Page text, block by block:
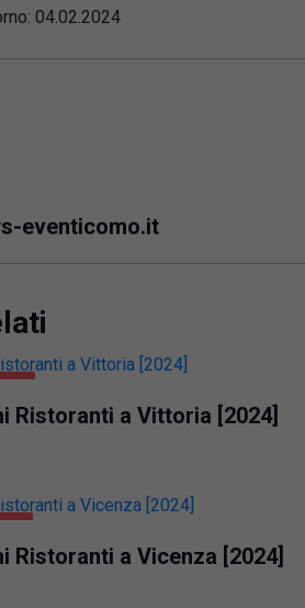
04.02.2024
eventicomo.it
Ristoranti a Vittoria [2024]
Ristoranti a Vicenza [2024]